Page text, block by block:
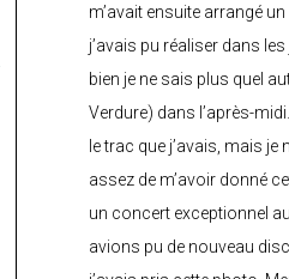
m’avait ensuite arrangé
j’avais pu réaliser dans
bien je ne sais plus quel
Verdure) dans l’après-
le trac que j’avais, mais je
assez de m’avoir donné
un concert exceptionnel
avions pu de nouveau